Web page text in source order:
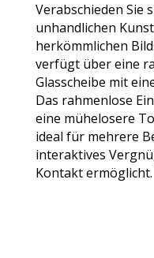
Verabschieden Sie
unhandlichen
herkömmlichen
verfügt über eine
Glasscheibe mit
Das rahmenlose
eine mühelosere
ideal für mehrere
interaktives
Kontakt ermöglicht.